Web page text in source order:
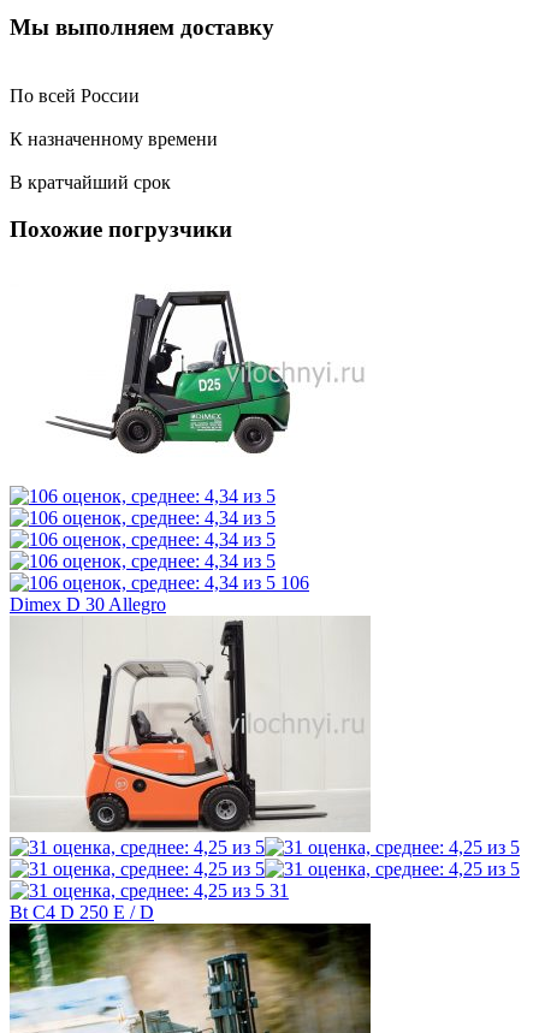
Мы выполняем доставку
По всей России
К назначенному времени
В кратчайший срок
Похожие погрузчики
106
Dimex D 30 Allegro
31
Bt C4 D 250 E / D